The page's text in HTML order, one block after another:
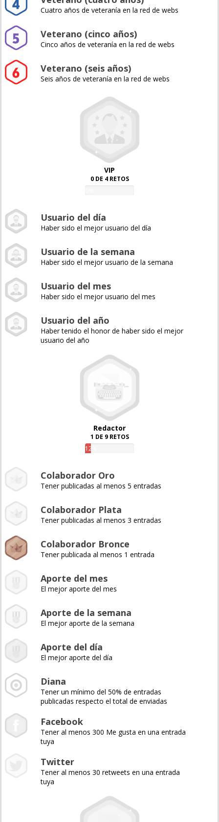
Cuatro años de veteranía en la red de webs
Veterano (cinco años)
Cinco años de veteranía en la red de webs
Veterano (seis años)
Seis años de veteranía en la red de webs
VIP
0 DE 4 RETOS
Usuario del día
Haber sido el mejor usuario del día
Usuario de la semana
Haber sido el mejor usuario de la semana
Usuario del mes
Haber sido el mejor usuario del mes
Usuario del año
Haber tenido el honor de haber sido el mejor
usuario del año
Redactor
1 DE 9 RETOS
12%
Colaborador Oro
Tener publicadas al menos 5 entradas
Colaborador Plata
Tener publicadas al menos 3 entradas
Colaborador Bronce
Tener publicada al menos 1 entrada
Aporte del mes
El mejor aporte del mes
Aporte de la semana
El mejor aporte de la semana
Aporte del día
El mejor aporte del día
Diana
Tener un mínimo del 50% de entradas
publicadas respecto el total de enviadas
Facebook
Tener al menos 300 Me gusta en una entrada
tuya
Twitter
Tener al menos 30 retweets en una entrada
tuya